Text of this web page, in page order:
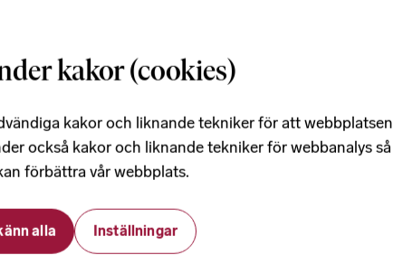
luciatåg för
klassiska advents-
kakor (cookies)
kakor och liknande tekniker för att webbplatsen
också kakor och liknande tekniker för webbanalys så
förbättra vår webbplats.
alla Inställningar